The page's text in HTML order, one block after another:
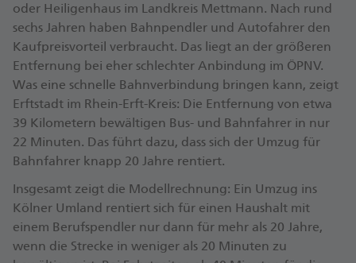
oder Heiligenhaus im Landkreis Mettmann. Nach rund
sechs Jahren haben Bahnpendler und Autofahrer den
Kaufpreisvorteil verbraucht. Das liegt an der größeren
Entfernung bei eher schlechter Anbindung im ÖPNV.
Was eine schnelle Bahnverbindung bringen kann, zeigt
Erftstadt im Rhein-Erft-Kreis: Die Entfernung von etwa
39 Kilometern bewältigen Bus- und Bahnfahrer in nur
22 Minuten. Das führt dazu, dass sich der Umzug für
Bahnfahrer knapp 20 Jahre rentiert.
Insgesamt zeigt die Modellrechnung: Ein Umzug ins
Kölner Umland rentiert sich für einen Haushalt mit
einem Berufspendler nur dann für mehr als 20 Jahre,
wenn die Strecke in weniger als 20 Minuten zu